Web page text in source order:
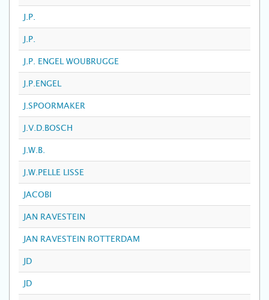
J.P.
J.P.
J.P. ENGEL WOUBRUGGE
J.P.ENGEL
J.SPOORMAKER
J.V.D.BOSCH
J.W.B.
J.W.PELLE LISSE
JACOBI
JAN RAVESTEIN
JAN RAVESTEIN ROTTERDAM
JD
JD